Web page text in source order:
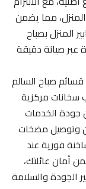
مما يضمن
بصباح
صيانة دقيقة
صباح السالم
مركزية
الخدمات
وتوصيل مضخات
فورية عند
عائلتك،
والسلامة